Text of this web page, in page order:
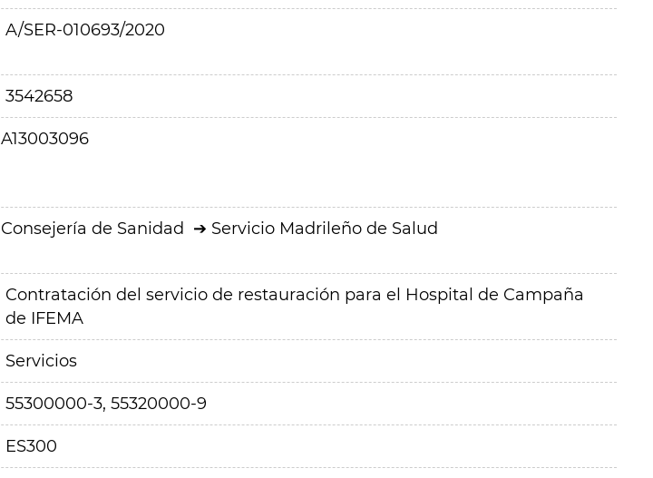
A/SER-010693/2020
3542658
A13003096
Consejería de Sanidad Servicio Madrileño de Salud
Contratación del servicio de restauración para el Hospital de Campaña
de IFEMA
Servicios
55300000-3, 55320000-9
ES300